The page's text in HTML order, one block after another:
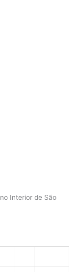
Interior de São